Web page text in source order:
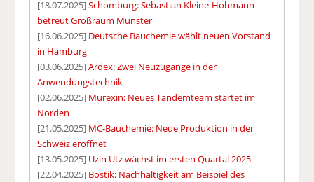
[18.07.2025]Schomburg: Sebastian Kleine-Hohmann
betreut Großraum Münster
[16.06.2025] Deutsche Bauchemie wählt neuen Vorstand
in Hamburg
[03.06.2025]Ardex: Zwei Neuzugänge in der
Anwendungstechnik
[02.06.2025] Murexin: Neues Tandemteam startet im
Norden
[21.05.2025] MC-Bauchemie: Neue Produktion in der
Schweiz eröffnet
[13.05.2025] Uzin Utz wächst im ersten Quartal 2025
[22.04.2025] Bostik: Nachhaltigkeit am Beispiel des